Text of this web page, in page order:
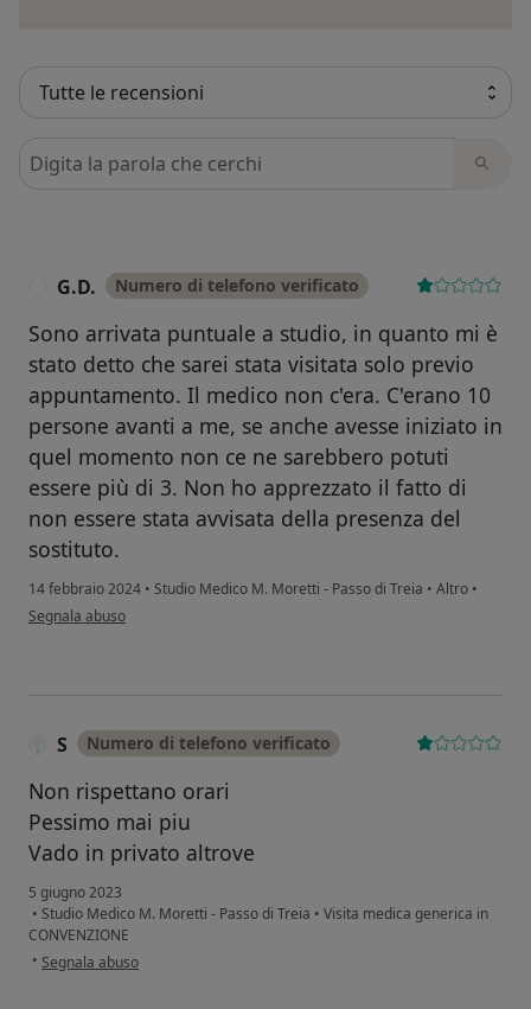
Cerca nelle recensioni
G.D. Numero di telefono verificato
Sono arrivata puntuale a studio, in quanto mi è
stato detto che sarei stata visitata solo previo
appuntamento. Il medico non c'era. C'erano 10
persone avanti a me, se anche avesse iniziato in
quel momento non ce ne sarebbero potuti
essere più di 3. Non ho apprezzato il fatto di
non essere stata avvisata della presenza del
sostituto.
14 febbraio 2024 • Studio Medico M. Moretti - Passo di Treia • Altro •
secondo l'opinione dell'utente G.D.
Segnala abuso
S Numero di telefono verificato
Non rispettano orari
Pessimo mai piu
Vado in privato altrove
5 giugno 2023
• Studio Medico M. Moretti - Passo di Treia • Visita medica generica in
CONVENZIONE
• secondo l'opinione dell'utente S
Segnala abuso